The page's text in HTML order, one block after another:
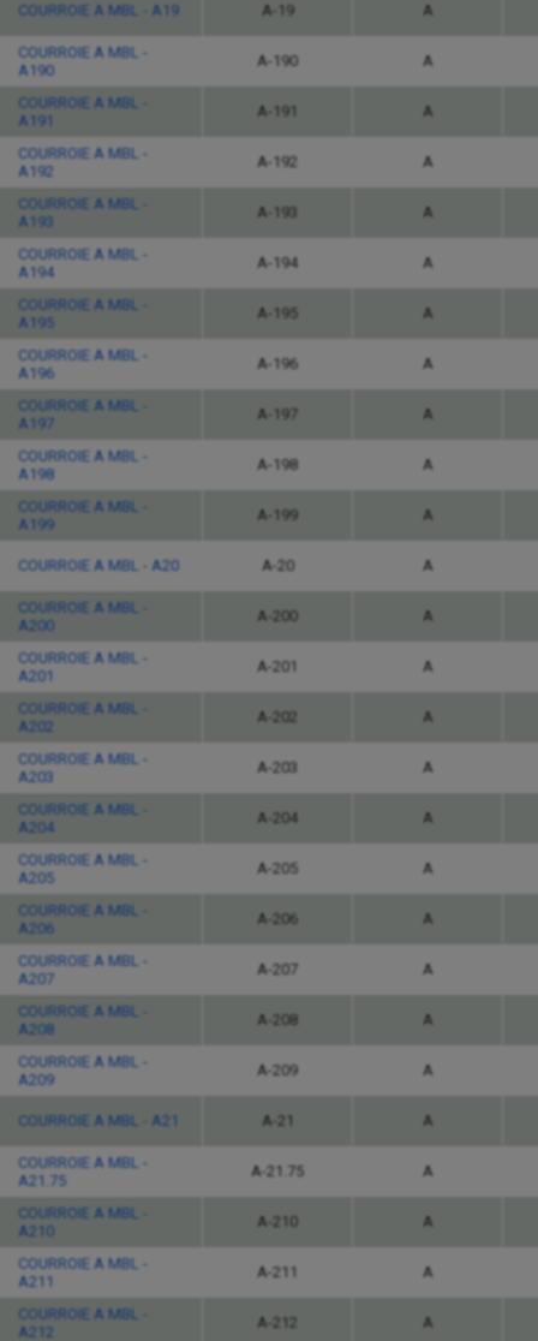
COURROIE A MBL - A19 A-19 A
COURROIE A MBL -
A190
A-190 A
COURROIE A MBL -
A191
A-191 A
COURROIE A MBL -
A192
A-192 A
COURROIE A MBL -
A193
A-193 A
COURROIE A MBL -
A194
A-194 A
COURROIE A MBL -
A195
A-195 A
COURROIE A MBL -
A196
A-196 A
COURROIE A MBL -
A197
A-197 A
COURROIE A MBL -
A198
A-198 A
COURROIE A MBL -
A199
A-199 A
COURROIE A MBL - A20 A-20 A
COURROIE A MBL -
A200
A-200 A
COURROIE A MBL -
A201
A-201 A
COURROIE A MBL -
A202
A-202 A
COURROIE A MBL -
A203
A-203 A
COURROIE A MBL -
A204
A-204 A
COURROIE A MBL -
A205
A-205 A
COURROIE A MBL -
A206
A-206 A
COURROIE A MBL -
A207
A-207 A
COURROIE A MBL -
A208
A-208 A
COURROIE A MBL -
A209
A-209 A
COURROIE A MBL - A21 A-21 A
COURROIE A MBL -
A21.75
A-21.75 A
COURROIE A MBL -
A210
A-210 A
COURROIE A MBL -
A211
A-211 A
COURROIE A MBL -
A212
A-212 A